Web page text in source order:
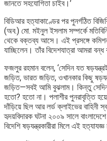
জানতে সহযোগিতা চাইব।’
বিডিআর হত্যাকাণ্ডের পর পুনর্গঠিত
(অব.) মো. মইনুল ইসলাম সম্পর্কে
থেকে বক্তব্য আসে। এই প্রসঙ্গে
যাচ্ছিলেন। তাঁর বিদেশযাত্রা আমরা বন্ধ
ফজলুর রহমান বলেন, ‘সেদিন যত
জড়িত, ভারত জড়িত, ওখানকার কিছু
জড়িত—সবই আমি বুঝলাম। কিন্তু সেদিন
হতো? হতো না। পলাশীর পুনরাবৃত্তি
দাঁড়িয়ে ছিল আর লর্ড ক্লাইভের বাহিনী
হৃদয়বিদারক ঘটনা ২০০৯ সালে
বিদেশি ষড়যন্ত্রকারীরা মিলে এই